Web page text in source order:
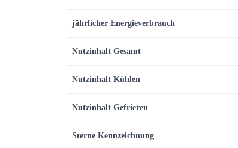
jährlicher Energieverbrauch
Nutzinhalt Gesamt
Nutzinhalt Kühlen
Nutzinhalt Gefrieren
Sterne Kennzeichnung